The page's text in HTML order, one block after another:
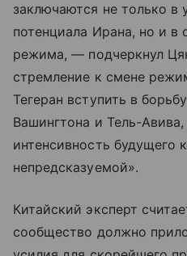
заключаются не только в
потенциала Ирана, но и в
режима, — подчеркнул
стремление к смене
Тегеран вступить в
Вашингтона и Тель-Авива,
интенсивность будущего
непредсказуемой».
Китайский эксперт
сообщество должно